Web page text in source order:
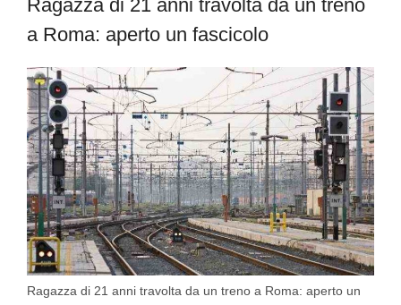
Ragazza di 21 anni travolta da un treno
a Roma: aperto un fascicolo
Ragazza di 21 anni travolta da un treno a Roma: aperto un